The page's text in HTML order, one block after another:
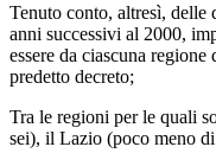
Tenuto conto, altresì,
anni successivi al 2000,
essere da ciascuna
predetto decreto;
Tra le regioni per le quali
sei), il Lazio (poco meno